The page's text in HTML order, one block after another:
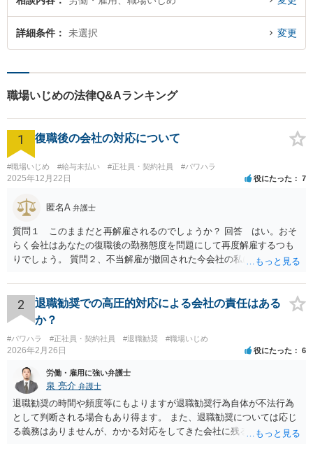
詳細条件 未選択 変更
職場いじめの法律Q&Aランキング
1 復職後の会社の対応について
#職場いじめ #給与未払い #正社員・契約社員 #パワハラ
2025年12月22日 役にたった 7
匿名A 弁護士
質問１ このままだと再解雇されるのでしょうか？ 回答 はい。おそ
らく会社はあなたの復職後の勤務態度を問題にして再度解雇するつも
りでしょう。 質問２、不当解雇が撤回された今会社の私に対する不当
をすることができるので、注意指導だけでは訴えることは難しいでし
ょう。ただ、その内容が注意指導に必要な程度を超えた「ハラスメン
ト」になっていれば、訴えることができます（不法行為に基づく損害
賠償請求訴訟）。ただし、賠償額は極めて低額でしょう。以前の解雇
の際弁護士に依頼しているのであれば、証拠収集などについてその先
生に早めに相談しておくことをお勧めします。 質問３、退職を合意と
する金銭解決を再度持ちかける事は有効ですが？ 回答 有効ではない
でしょう。一般に、会社はあなたに「自主退職」してほしいと考えて
嫌がらせをしています。ですので、「会社があなたにお金を払う」の
は抵抗するでしょう。あるいは極めて低額な解決金での退職となるで
しょう。また、自分から金銭解決を持ちかけるのは弱みを見せること
なので作戦的にもお勧めしません。「自分は絶対に辞めない！」とい
2
退職勧奨での高圧的対応による会社の責任はある
か？
#パワハラ #正社員・契約社員 #退職勧奨 #職場いじめ
2026年2月26日 役にたった 6
労働・雇用に強い弁護士
泉 亮介 弁護士
退職勧奨の時間や頻度等にもよりますが退職勧奨行為自体が不法行為
として判断される場合もあり得ます。 また、退職勧奨については応じ
る義務はありませんが、かかる対応をしてきた会社に残るということ